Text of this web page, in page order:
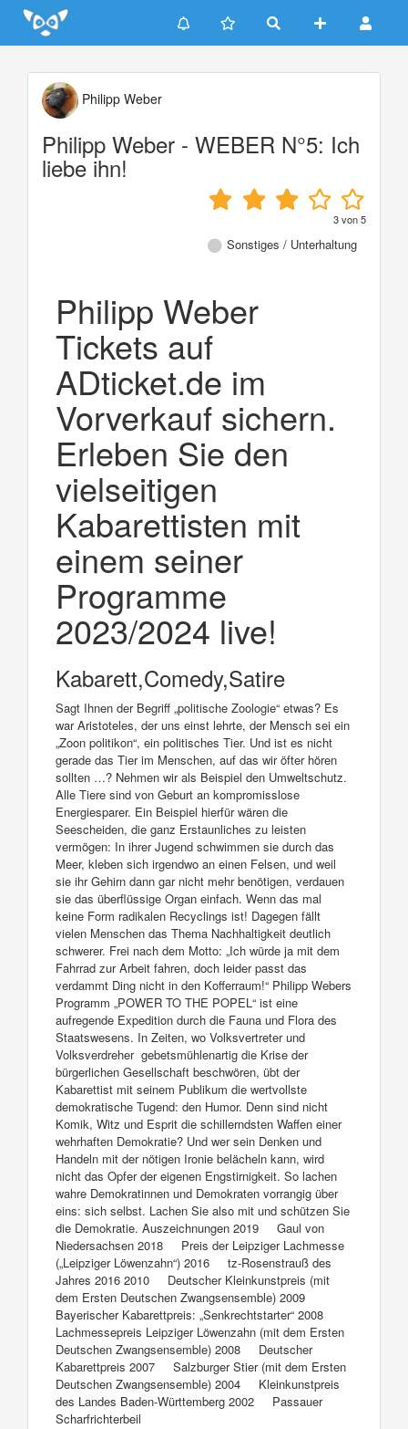
Update cookies preferences
Philipp Weber
Philipp Weber - WEBER N°5: Ich
liebe ihn!
3von5
Sonstiges / Unterhaltung
Philipp Weber
Tickets auf
ADticket.de im
Vorverkauf sichern.
Erleben Sie den
vielseitigen
Kabarettisten mit
einem seiner
Programme
2023/2024 live!
Kabarett,Comedy,Satire
Sagt Ihnen der Begriff „politische Zoologie“ etwas? Es
war Aristoteles, der uns einst lehrte, der Mensch sei ein
„Zoon politikon“, ein politisches Tier. Und ist es nicht
gerade das Tier im Menschen, auf das wir öfter hören
sollten …? Nehmen wir als Beispiel den Umweltschutz.
Alle Tiere sind von Geburt an kompromisslose
Energiesparer. Ein Beispiel hierfür wären die
Seescheiden, die ganz Erstaunliches zu leisten
vermögen: In ihrer Jugend schwimmen sie durch das
Meer, kleben sich irgendwo an einen Felsen, und weil
sie ihr Gehirn dann gar nicht mehr benötigen, verdauen
sie das überflüssige Organ einfach. Wenn das mal
keine Form radikalen Recyclings ist! Dagegen fällt
vielen Menschen das Thema Nachhaltigkeit deutlich
schwerer. Frei nach dem Motto: „Ich würde ja mit dem
Fahrrad zur Arbeit fahren, doch leider passt das
verdammt Ding nicht in den Kofferraum!“ Philipp Webers
Programm „POWER TO THE POPEL“ ist eine
aufregende Expedition durch die Fauna und Flora des
Staatswesens. In Zeiten, wo Volksvertreter und
Volksverdreher gebetsmühlenartig die Krise der
bürgerlichen Gesellschaft beschwören, übt der
Kabarettist mit seinem Publikum die wertvollste
demokratische Tugend: den Humor. Denn sind nicht
Komik, Witz und Esprit die schillerndsten Waffen einer
wehrhaften Demokratie? Und wer sein Denken und
Handeln mit der nötigen Ironie belächeln kann, wird
nicht das Opfer der eigenen Engstirnigkeit. So lachen
wahre Demokratinnen und Demokraten vorrangig über
eins: sich selbst. Lachen Sie also mit und schützen Sie
die Demokratie. Auszeichnungen 2019 Gaul von
Niedersachsen 2018 Preis der Leipziger Lachmesse
(„Leipziger Löwenzahn“) 2016 tz-Rosenstrauß des
Jahres 2016 2010 Deutscher Kleinkunstpreis (mit
dem Ersten Deutschen Zwangsensemble) 2009
Bayerischer Kabarettpreis: „Senkrechtstarter“ 2008
Lachmessepreis Leipziger Löwenzahn (mit dem Ersten
Deutschen Zwangsensemble) 2008 Deutscher
Kabarettpreis 2007 Salzburger Stier (mit dem Ersten
Deutschen Zwangsensemble) 2004 Kleinkunstpreis
des Landes Baden-Württemberg 2002 Passauer
Scharfrichterbeil